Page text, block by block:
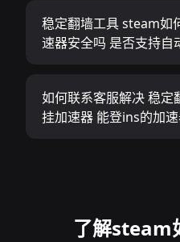
稳定翻墙工具 steam如
速器安全吗 是否支持自
如何联系客服解决 稳
挂加速器 能登ins的加速
了解steam